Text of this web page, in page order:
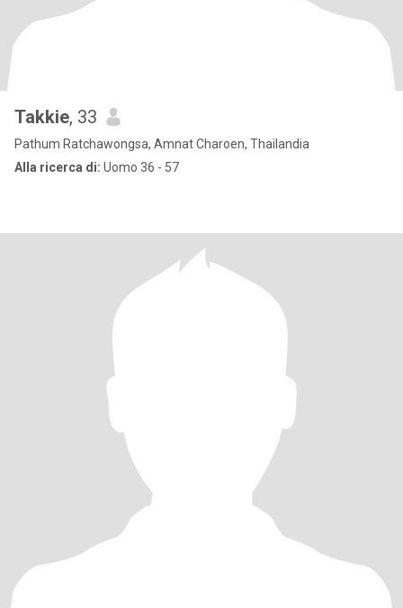
Takkie, 33
Pathum Ratchawongsa, Amnat Charoen, Thailandia
Alla ricerca di: Uomo 36 - 57